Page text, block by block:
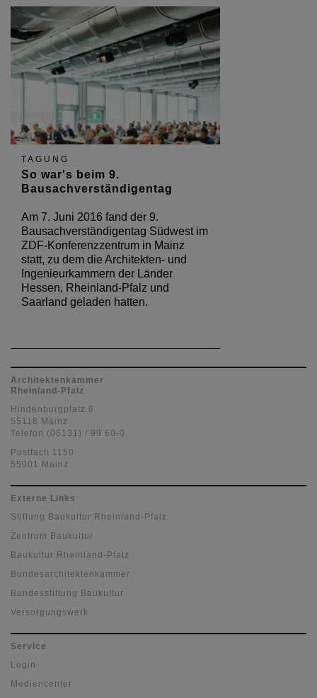
TAGUNG
So war's beim 9.
Bausachverständigentag
Am 7. Juni 2016 fand der 9.
Bausachverständigentag Südwest im
ZDF-Konferenzzentrum in Mainz
statt, zu dem die Architekten- und
Ingenieurkammern der Länder
Hessen, Rheinland-Pfalz und
Saarland geladen hatten.
Architektenkammer
Rheinland-Pfalz
Hindenburgplatz 6
55118 Mainz
Telefon (06131) / 99 60-0
Postfach 1150
55001 Mainz
Externe Links
Stiftung Baukultur Rheinland-Pfalz
Zentrum Baukultur
Baukultur Rheinland-Pfalz
Bundesarchitektenkammer
Bundesstiftung Baukultur
Versorgungswerk
Service
Login
Mediencenter